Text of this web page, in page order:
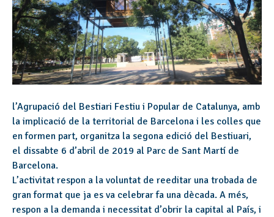
l’Agrupació del Bestiari Festiu i Popular de Catalunya, amb
la implicació de la territorial de Barcelona i les colles que
en formen part, organitza la segona edició del Bestiuari,
el dissabte 6 d’abril de 2019 al Parc de Sant Martí de
Barcelona.
L’activitat respon a la voluntat de reeditar una trobada de
gran format que ja es va celebrar fa una dècada. A més,
respon a la demanda i necessitat d’obrir la capital al País, i